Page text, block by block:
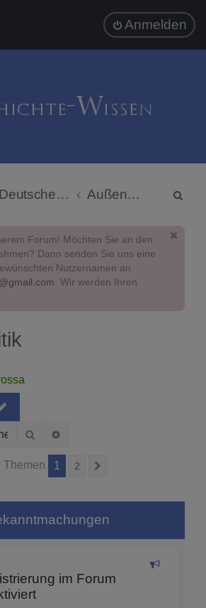
Anmelden
Deutsche Politik Außenpolitik
Forum! Möchten Sie an den
Dann senden Sie uns eine
Nutzernamen an
. Wir werden Ihren
Suche
Themen 1 2
im Forum